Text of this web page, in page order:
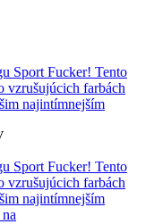
Sport Fucker! Tento
vzrušujúcich farbách
najintímnejším
Sport Fucker! Tento
vzrušujúcich farbách
najintímnejším